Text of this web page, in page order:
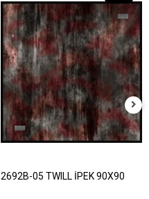
2692B-05 TWILL İPEK 90X90